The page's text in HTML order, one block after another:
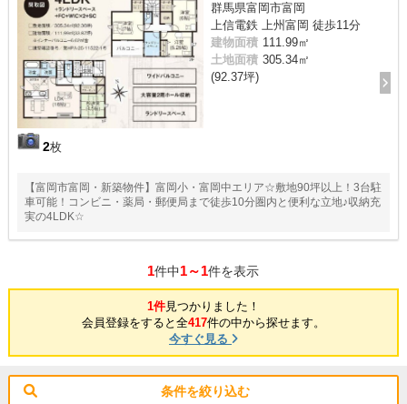
2枚
群馬県富岡市富岡
上信電鉄 上州富岡 徒歩11分
建物面積 111.99㎡
土地面積 305.34㎡
(92.37坪)
【富岡市富岡・新築物件】富岡小・富岡中エリア☆敷地90坪以上！3台駐
車可能！コンビニ・薬局・郵便局まで徒歩10分圏内と便利な立地♪収納充
実の4LDK☆
1件中1～1件を表示
1件見つかりました！
会員登録をすると全417件の中から探せます。
今すぐ見る
条件を絞り込む